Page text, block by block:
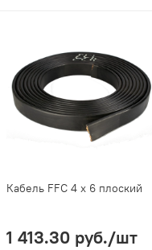
Кабель FFC 4 х 6 плоский
1 413.30 руб./шт